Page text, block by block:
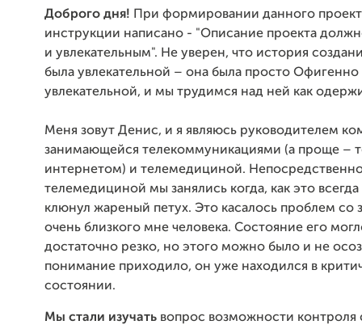
Доброго дня! При формировании данного
инструкции написано - "Описание проекта
и увлекательным". Не уверен, что история
была увлекательной – она была просто Офигенно
увлекательной, и мы трудимся над ней как
Меня зовут Денис, и я являюсь руководителем
занимающейся телекоммуникациями (а проще –
интернетом) и телемедициной.
телемедициной мы занялись когда, как это всегда
клюнул жареный петух. Это касалось проблем со
очень близкого мне человека. Состояние его
достаточно резко, но этого можно было и не
понимание приходило, он уже находился в
состоянии.
Мы стали изучать вопрос возможности контроля